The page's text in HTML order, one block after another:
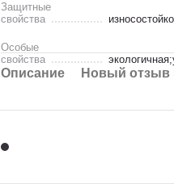
Защитные
свойства
Особые
свойства
Описание Новый отзыв